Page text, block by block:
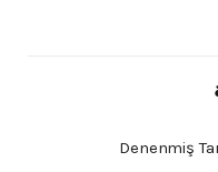
Denenmiş